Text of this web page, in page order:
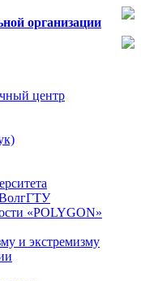
организации
центр
«POLYGON»
и экстремизму